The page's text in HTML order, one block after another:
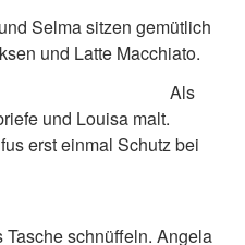
Selma sitzen gemütlich
und Latte Macchiato.
und Louisa malt.
Als
erst einmal Schutz bei
schnüffeln. Angela